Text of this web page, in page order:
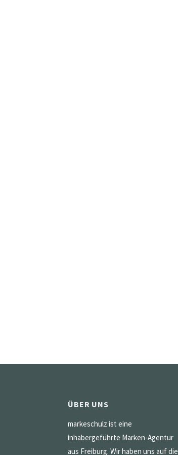
ÜBER UNS
markeschulz ist eine
inhabergeführte Marken-Agentur
aus Freiburg. Wir haben uns auf die